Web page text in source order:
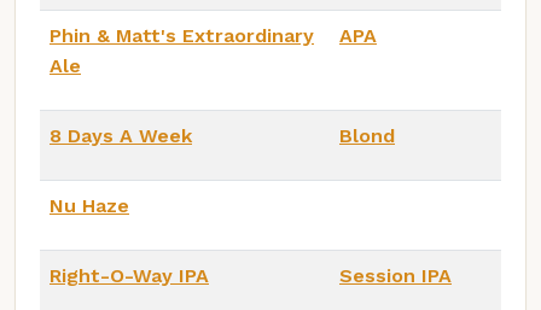
Phin & Matt's Extraordinary
Ale
APA
8 Days A Week Blond
Nu Haze
Right-O-Way IPA Session IPA